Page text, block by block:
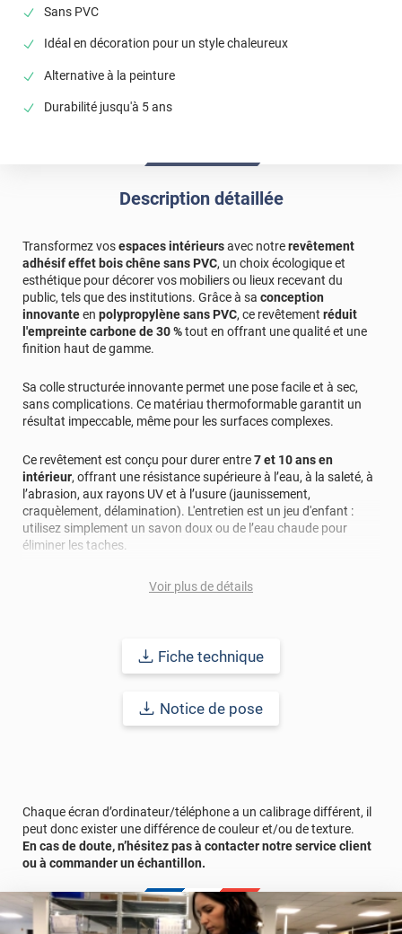
Sans PVC
Idéal en décoration pour un style chaleureux
Alternative à la peinture
Durabilité jusqu'à 5 ans
Description détaillée
Transformez vosespaces intérieursavec notrerevêtement
adhésif effet bois chêne sans PVC, un choix écologique et
esthétique pour décorer vos mobiliers ou lieux recevant du
public, tels que des institutions. Grâce à sa conception
innovanteen polypropylène sans PVC, ce revêtement réduit
l'empreinte carbone de 30 %tout en offrant une qualité et une
finition haut de gamme.
Sa colle structurée innovante permet une pose facile et à sec,
sans complications. Ce matériau thermoformable garantit un
résultat impeccable, même pour les surfaces complexes.
Ce revêtement est conçu pour durer entre7 et 10 ans en
intérieur, offrant une résistance supérieure à l’eau, à la saleté, à
l’abrasion, aux rayons UV et à l’usure (jaunissement,
craquèlement, délamination). L'entretien est un jeu d'enfant :
utilisez simplement un savon doux ou de l’eau chaude pour
éliminer les taches.
Sécurité et écologie au cœur de sa conception
surface pour un rendu parfait.
dans votre intérieur, n’hésitez pas à commander un échantillon
gratuit.
Voir plus de détails
Fiche technique
Notice de pose
Chaque écran d’ordinateur/téléphone a un calibrage différent, il
peut donc exister une différence de couleur et/ou de texture.
En cas de doute, n’hésitez pas à contacter notre service client
ou à commander un échantillon.